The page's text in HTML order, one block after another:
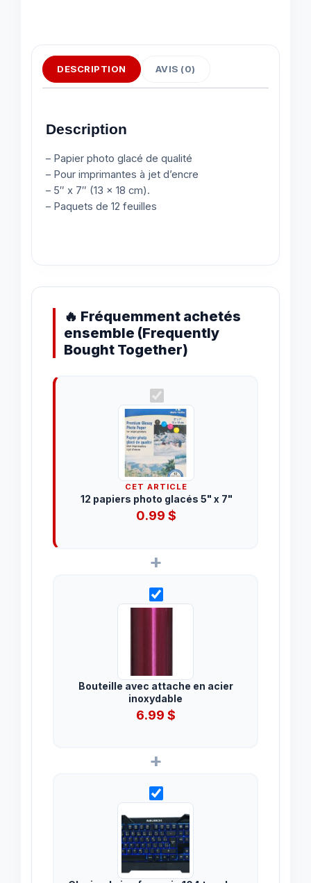
DESCRIPTION AVIS (0)
Description
– Papier photo glacé de qualité
– Pour imprimantes à jet d’encre
– 5″ x 7″ (13 x 18 cm).
– Paquets de 12 feuilles
🔥 Fréquemment achetés
ensemble (Frequently
Bought Together)
CET ARTICLE
12 papiers photo glacés 5" x 7"
0.99$
+
Bouteille avec attache en acier
inoxydable
6.99 $
+